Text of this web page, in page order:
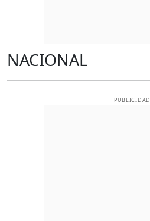
NACIONAL
PUBLICIDAD